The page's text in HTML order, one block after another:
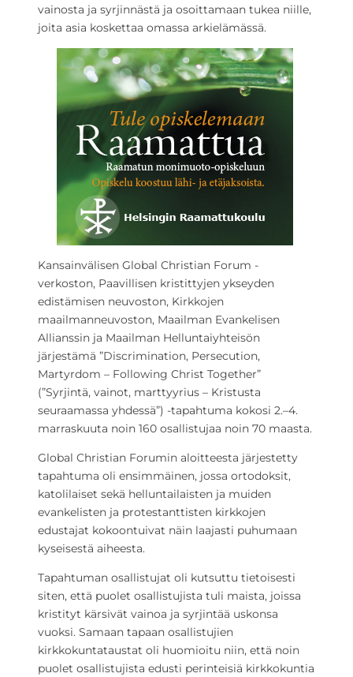
vainosta ja syrjinnästä ja osoittamaan tukea niille,
joita asia koskettaa omassa arkielämässä.
Kansainvälisen Global Christian Forum -
verkoston, Paavillisen kristittyjen ykseyden
edistämisen neuvoston, Kirkkojen
maailmanneuvoston, Maailman Evankelisen
Allianssin ja Maailman Helluntaiyhteisön
järjestämä ”Discrimination, Persecution,
Martyrdom – Following Christ Together”
(”Syrjintä, vainot, marttyyrius – Kristusta
seuraamassa yhdessä”) -tapahtuma kokosi 2.–4.
marraskuuta noin 160 osallistujaa noin 70 maasta.
Global Christian Forumin aloitteesta järjestetty
tapahtuma oli ensimmäinen, jossa ortodoksit,
katolilaiset sekä helluntailaisten ja muiden
evankelisten ja protestanttisten kirkkojen
edustajat kokoontuivat näin laajasti puhumaan
kyseisestä aiheesta.
Tapahtuman osallistujat oli kutsuttu tietoisesti
siten, että puolet osallistujista tuli maista, joissa
kristityt kärsivät vainoa ja syrjintää uskonsa
vuoksi. Samaan tapaan osallistujien
kirkkokuntataustat oli huomioitu niin, että noin
puolet osallistujista edusti perinteisiä kirkkokuntia